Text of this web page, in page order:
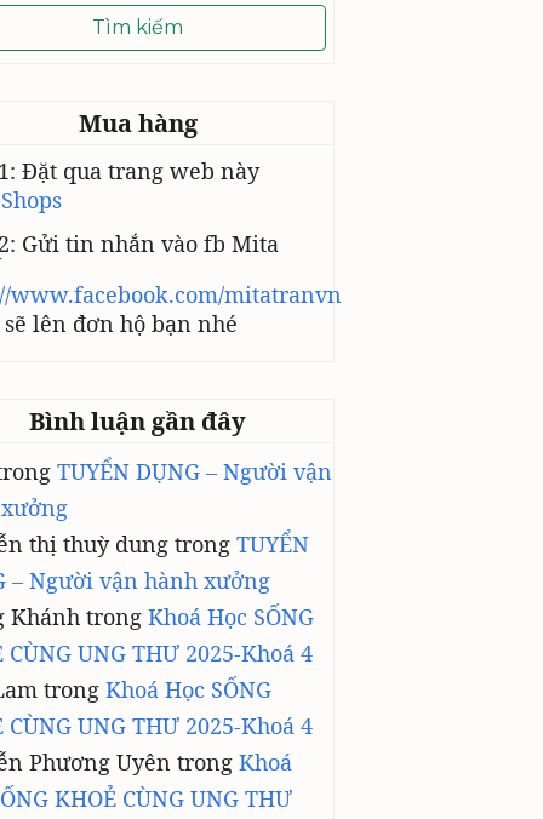
Mua hàng
Đặt qua trang web này
Gửi tin nhắn vào fb Mita
www.facebook.com/mitatranvn
sẽ lên đơn hộ bạn nhé
Bình luận gần đây
TUYỂN DỤNG – Người vận
thị thuỳ dung trong TUYỂN
– Người vận hành xưởng
Khánh trong Khoá Học SỐNG
CÙNG UNG THƯ 2025-Khoá 4
trong Khoá Học SỐNG
CÙNG UNG THƯ 2025-Khoá 4
Phương Uyên trong Khoá
KHOẺ CÙNG UNG THƯ